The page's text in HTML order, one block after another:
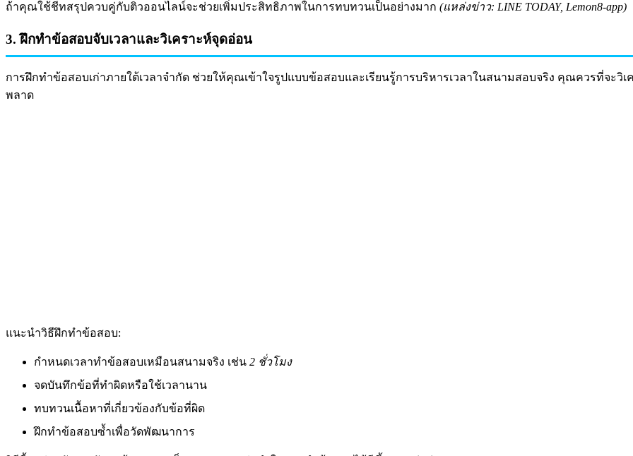
ถ้าคุณใช้ชีทสรุปควบคู่กับติวออนไลน์จะช่วยเพิ่มประสิทธิภาพในการทบทวนเป็นอย่างมาก (แหล่งข่าว: LINE TODAY, Lemon8-app)
3. ฝึกทำข้อสอบจับเวลาและวิเคราะห์จุดอ่อน
การฝึกทำข้อสอบเก่าภายใต้เวลาจำกัด ช่วยให้คุณเข้าใจรูปแบบข้อสอบและเรียนรู้การบริหารเวลาในสนามสอบจริง คุณควรที่จะ
พลาด
แนะนำวิธีฝึกทำข้อสอบ:
กำหนดเวลาทำข้อสอบเหมือนสนามจริง เช่น 2 ชั่วโมง
จดบันทึกข้อที่ทำผิดหรือใช้เวลานาน
ทบทวนเนื้อหาที่เกี่ยวข้องกับข้อที่ผิด
ฝึกทำข้อสอบซ้ำเพื่อวัดพัฒนาการ